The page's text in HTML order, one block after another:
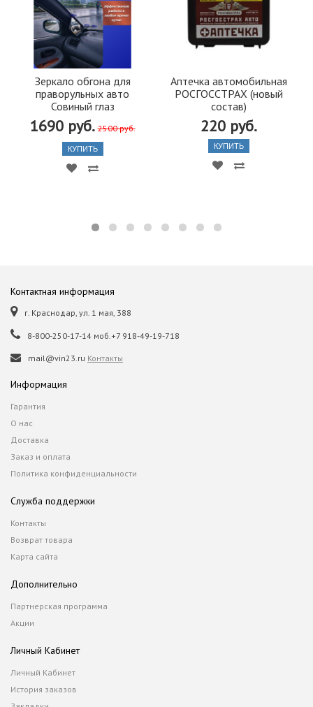
Зеркало обгона для
праворульных авто
Совиный глаз
1690 руб. 2500 руб.
КУПИТЬ
Аптечка автомобильная
РОСГОССТРАХ (новый
состав)
220 руб.
КУПИТЬ
Контактная информация
г. Краснодар, ул. 1 мая, 388
8-800-250-17-14 моб.+7 918-49-19-718
mail@vin23.ru Контакты
Информация
Гарантия
О нас
Доставка
Заказ и оплата
Политика конфиденциальности
Служба поддержки
Контакты
Возврат товара
Карта сайта
Дополнительно
Партнерская программа
Акции
Личный Кабинет
Личный Кабинет
История заказов